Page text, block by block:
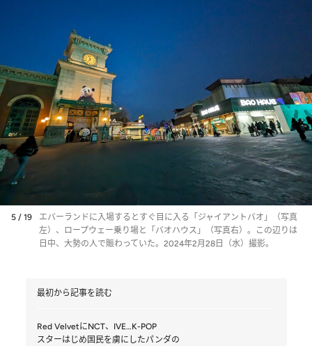
5 / 19
エバーランドに入場するとすぐ目に入る「ジャイアントバオ」（写真
左）、ロープウェー乗り場と「バオハウス」（写真右）。この辺りは
日中、大勢の人で賑わっていた。2024年2月28日（水）撮影。
最初から記事を読む
Red VelvetにNCT、IVE…K-POP
スターはじめ国民を虜にしたパンダの